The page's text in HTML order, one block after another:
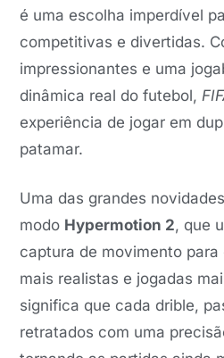
é uma escolha imperdível
competitivas e divertidas.
impressionantes e uma
dinâmica real do futebol,
experiência de jogar em
patamar.
Uma das grandes
modo Hypermotion 2, que
captura de movimento
mais realistas e jogadas
significa que cada drible,
retratados com uma